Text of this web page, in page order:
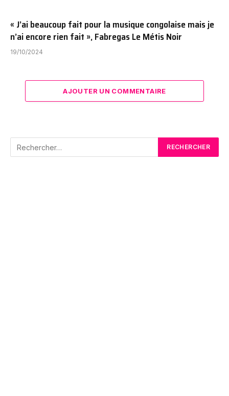
« J’ai beaucoup fait pour la musique congolaise mais je
n’ai encore rien fait », Fabregas Le Métis Noir
19/10/2024
AJOUTER UN COMMENTAIRE